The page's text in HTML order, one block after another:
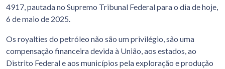
4917, pautada no Supremo Tribunal Federal para o dia de hoje,
6 de maio de 2025.
Os royalties do petróleo não são um privilégio, são uma
compensação financeira devida à União, aos estados, ao
Distrito Federal e aos municípios pela exploração e produção